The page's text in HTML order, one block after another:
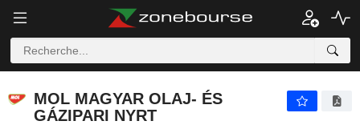
MOL MAGYAR OLAJ- ÉS
GÁZIPARI NYRT